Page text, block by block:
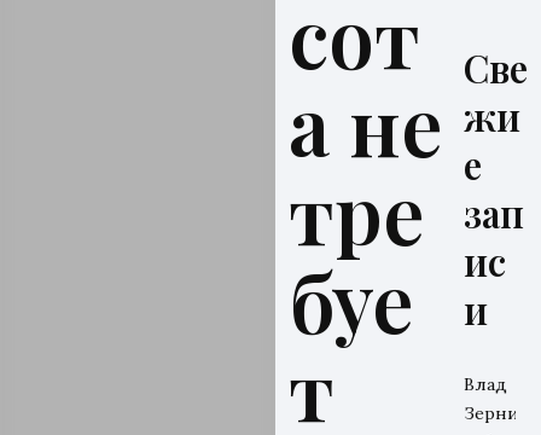
сот
а не
тре
буе
т
Све
жи
е
зап
ис
и
Влад